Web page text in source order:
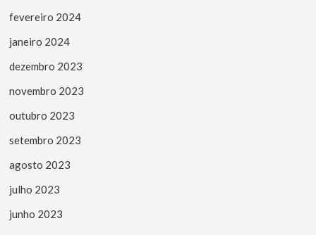
fevereiro 2024
janeiro 2024
dezembro 2023
novembro 2023
outubro 2023
setembro 2023
agosto 2023
julho 2023
junho 2023